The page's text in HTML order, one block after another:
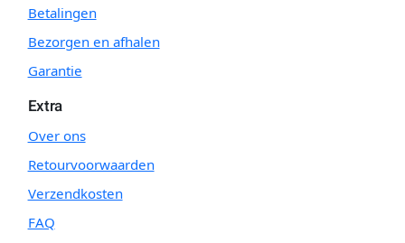
Betalingen
Bezorgen en afhalen
Garantie
Extra
Over ons
Retourvoorwaarden
Verzendkosten
FAQ